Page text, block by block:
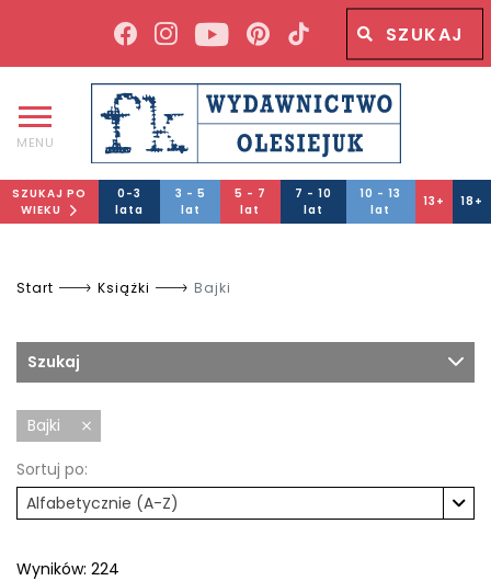
Wyszukiwana fraza
MENU
SZUKAJ PO
WIEKU
0-3
lata
3 - 5
lat
5 - 7
lat
7 - 10
lat
10 - 13
lat
13+ 18+
Start Książki Bajki
Szukaj
Bajki
Sortuj po:
Alfabetycznie (A-Z)
Wyników: 224